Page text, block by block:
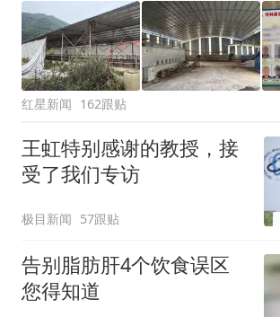
红星新闻 162跟贴
王虹特别感谢的教授，接
受了我们专访
极目新闻 57跟贴
告别脂肪肝4个饮食误区
您得知道